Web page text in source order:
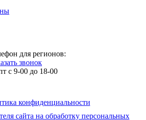
для регионов:
звонок
c 9-00 до 18-00
конфиденциальности
сайта на обработку персональных